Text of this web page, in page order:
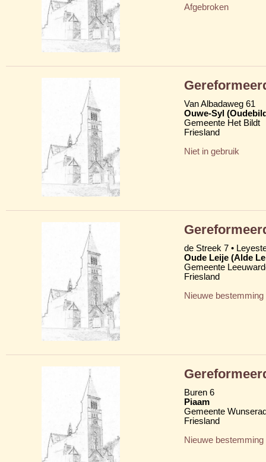
Afgebroken
Van Albadaweg 61
Ouwe-Syl
Gemeente Het Bildt
Friesland
Niet in gebruik
de Streek 7 •
Oude Leije (Alde
Gemeente
Friesland
Nieuwe bestemming
Buren 6
Piaam
Gemeente
Friesland
Nieuwe bestemming